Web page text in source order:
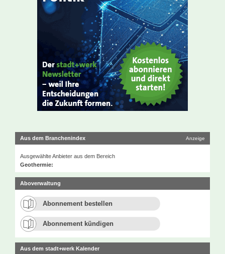
Aus dem Branchenindex Anzeige
Ausgewählte Anbieter aus dem Bereich
Geothermie:
Aboverwaltung
Abonnement bestellen
Abonnement kündigen
Aus dem stadt+werk Kalender